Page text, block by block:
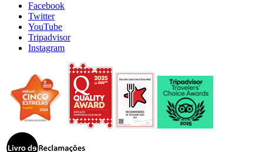
Facebook
Twitter
YouTube
Tripadvisor
Instagram